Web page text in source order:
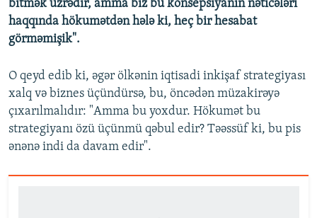
bitmək üzrədir, amma biz bu konsepsiyanın nəticələri
haqqında hökumətdən hələ ki, heç bir hesabat
görməmişik".
O qeyd edib ki, əgər ölkənin iqtisadi inkişaf strategiyası
xalq və biznes üçündürsə, bu, öncədən müzakirəyə
çıxarılmalıdır: "Amma bu yoxdur. Hökumət bu
strategiyanı özü üçünmü qəbul edir? Təəssüf ki, bu pis
ənənə indi da davam edir".